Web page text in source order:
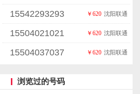
15542293293 沈阳联通
￥620
15504021021 沈阳联通
￥620
15504037037 沈阳联通
￥620
浏览过的号码